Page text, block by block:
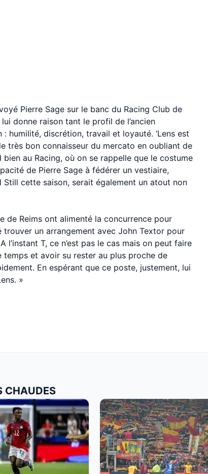
Pierre Sage sur le banc du Racing Club de
donne raison tant le profil de l’ancien
humilité, discrétion, travail et loyauté. ‘Lens est
très bon connaisseur du mercato en oubliant de
au Racing, où on se rappelle que le costume
de Pierre Sage à fédérer un vestiaire,
Still cette saison, serait également un atout non
de Reims ont alimenté la concurrence pour
un arrangement avec John Textor pour
l’instant T, ce n’est pas le cas mais on peut faire
et avoir su rester au plus proche de
En espérant que ce poste, justement, lui
»
CHAUDES